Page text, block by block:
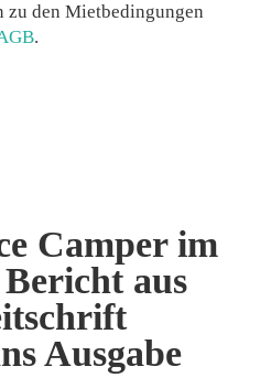
den Mietbedingungen
.
Camper im
aus
Ausgabe